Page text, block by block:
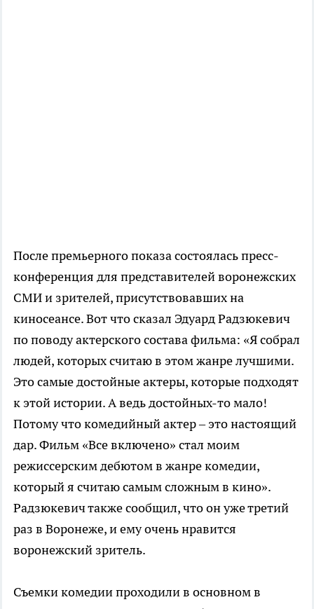
После премьерного показа состоялась пресс-
конференция для представителей воронежских
СМИ и зрителей, присутствовавших на
киносеансе. Вот что сказал Эдуард Радзюкевич
по поводу актерского состава фильма: «Я собрал
людей, которых считаю в этом жанре лучшими.
Это самые достойные актеры, которые подходят
к этой истории. А ведь достойных-то мало!
Потому что комедийный актер – это настоящий
дар. Фильм «Все включено» стал моим
режиссерским дебютом в жанре комедии,
который я считаю самым сложным в кино».
Радзюкевич также сообщил, что он уже третий
раз в Воронеже, и ему очень нравится
воронежский зритель.
Съемки комедии проходили в основном в